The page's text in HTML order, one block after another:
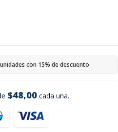
$48,00 cada una.
unidades con 15% de descuento